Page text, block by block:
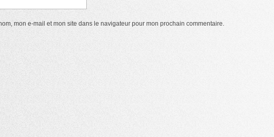
mon e-mail et mon site dans le navigateur pour mon prochain commentaire.